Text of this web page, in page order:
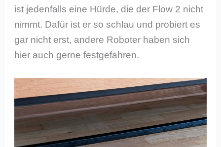
ist jedenfalls eine Hürde, die der Flow 2 nicht
nimmt. Dafür ist er so schlau und probiert es
gar nicht erst, andere Roboter haben sich
hier auch gerne festgefahren.